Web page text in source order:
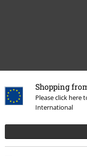
Shopping
Please click here
International
Naposledy navštívené